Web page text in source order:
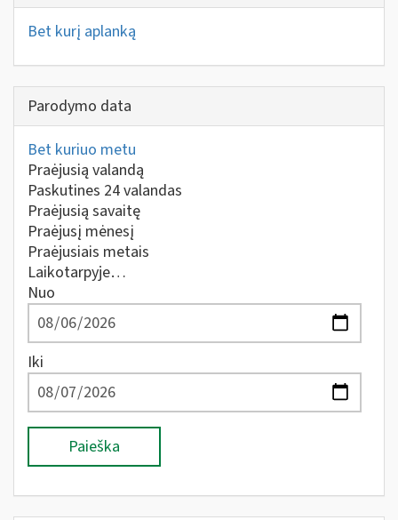
Bet kurį aplanką
Parodymo data
Bet kuriuo metu
Praėjusią valandą
Paskutines 24 valandas
Praėjusią savaitę
Praėjusį mėnesį
Praėjusiais metais
Laikotarpyje…
Nuo
Iki
Paieška